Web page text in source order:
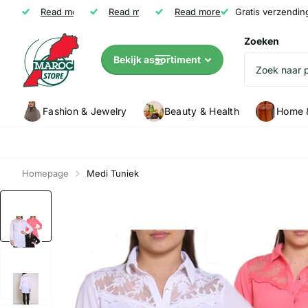
Gratis verzending vanaf € 35
Read more Niet tevreden? Geld terug
Read more Klanten (5147) geven Marocstore een
Read more Gratis
Bekijk assortiment
Zoeken
Fashion & Jewelry Beauty & Health Home
Homepage Medi Tuniek